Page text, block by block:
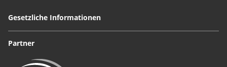
Gesetzliche Informationen
Partner